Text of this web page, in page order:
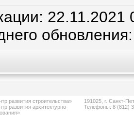
22.11.2021
развития строительства»
развития архитектурно-
191025, г. Санкт-
Телефоны: 8 (812)